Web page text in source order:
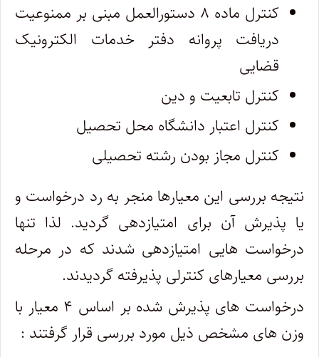
کنترل ماده ۸ دستورالعمل مبنی بر ممنوعیت
دریافت پروانه دفتر خدمات الکترونیک
قضایی
کنترل تابعیت و دین
کنترل اعتبار دانشگاه محل تحصیل
کنترل مجاز بودن رشته تحصیلی
نتیجه بررسی این معیارها منجر به رد درخواست و
یا پذیرش آن برای امتیازدهی گردید. لذا تنها
درخواست­ هایی امتیازدهی شدند که در مرحله
بررسی معیارهای کنترلی پذیرفته گردیدند.
درخواست های پذیرش شده بر اساس ۴ معیار با
وزن های مشخص ذیل مورد بررسی قرار گرفتند :